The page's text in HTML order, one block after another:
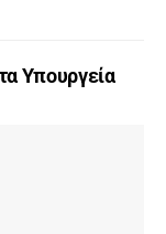
Υπουργεία